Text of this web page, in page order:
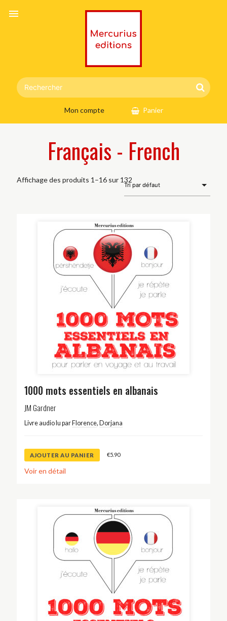
menu
Mon compte Panier
Français - French
Affichage des produits 1–16 sur 132
1000 mots essentiels en albanais
JM Gardner
Livre audio lu par Florence, Dorjana
AJOUTER AU PANIER €5.90
Voir en détail